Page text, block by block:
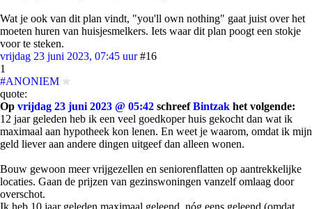
Wat je ook van dit plan vindt, "you'll own nothing" gaat juist over het
moeten huren van huisjesmelkers. Iets waar dit plan poogt een stokje
voor te steken.
vrijdag 23 juni 2023, 07:45 uur #16
1
#ANONIEM
quote:
Op vrijdag 23 juni 2023 @ 05:42 schreefBintzak het volgende:
12 jaar geleden heb ik een veel goedkoper huis gekocht dan wat ik
maximaal aan hypotheek kon lenen. En weet je waarom, omdat ik mijn
geld liever aan andere dingen uitgeef dan alleen wonen.
Bouw gewoon meer vrijgezellen en seniorenflatten op aantrekkelijke
locaties. Gaan de prijzen van gezinswoningen vanzelf omlaag door
overschot.
Ik heb 10 jaar geleden maximaal geleend, nóg eens geleend (omdat